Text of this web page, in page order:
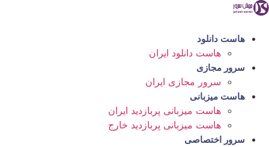
پرش
محتوا
هاست دانلود
هاست دانلود ایران
سرور مجازی
سرور مجازی ایران
هاست میزبانی
هاست میزبانی پربازدید ایران
هاست میزبانی پربازدید خارج
سرور اختصاصی